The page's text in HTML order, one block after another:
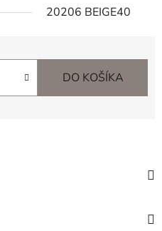
20206 BEIGE40
DO KOŠÍKA